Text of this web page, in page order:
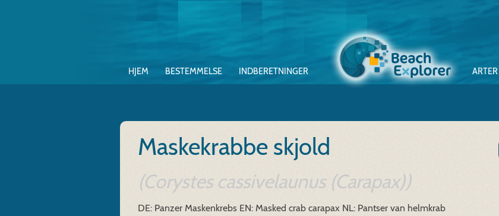
HJEM BESTEMMELSE INDBERETNINGER ARTER
Maskekrabbe skjold
(Corystes cassivelaunus (Carapax))
DE: Panzer Maskenkrebs EN: Masked crab carapax NL: Pantser van helmkrab